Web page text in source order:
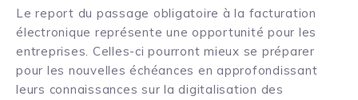
Le report du passage obligatoire à la facturation
électronique représente une opportunité pour les
entreprises. Celles-ci pourront mieux se préparer
pour les nouvelles échéances en approfondissant
leurs connaissances sur la digitalisation des